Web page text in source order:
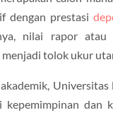
dengan prestasi
nilai rapor atau
tolok ukur
Universitas
kepemimpinan dan